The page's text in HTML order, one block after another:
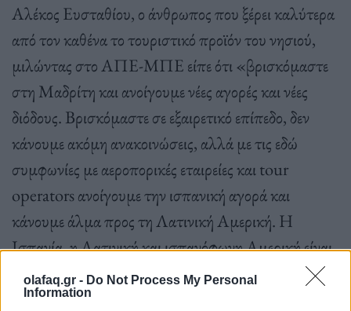
olafaq.gr - Do Not Process My Personal
Information
Αλέκος Ευσταθίου, ο άνθρωπος που ξέρει καλύτερα
από τον καθένα το τουριστικό προϊόν του νησιού,
μιλώντας στο ΑΠΕ-ΜΠΕ είπε ότι «βρισκόμαστε
στη Μαδρίτη και ανοίγουμε νέες αγορές και νέες
διόδους. Βρισκόμαστε σε εξαιρετικό επίπεδο, δεν
κάνουμε ακόμη ανακοινώσεις, αλλά με τις εδώ
συμφωνίες με αεροπορικές εταιρείες και tour
operators ανοίγουμε την ισπανική αγορά και
κάνουμε άλμα προς τη Λατινική Αμερική. Η
Ισπανία, η Λατινική και ισπανόφωνη Αμερική είναι
μία σπουδαία και τεράστια τουριστική αγορά. Η
Σκιάθος συνδέεται με εκατοντάδες απευθείας